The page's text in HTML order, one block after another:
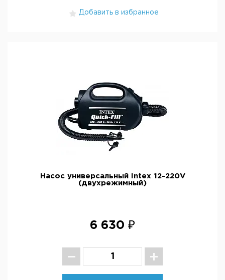
Добавить в избранное
Насос универсальный Intex 12-220V
(двухрежимный)
6 630 ₽